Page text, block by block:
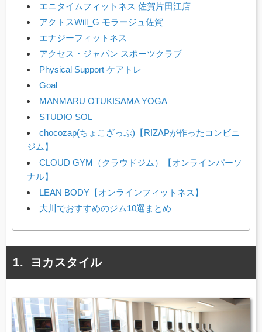
エニタイムフィットネス 佐賀片田江店
アクトスWill_G モラージュ佐賀
エナジーフィットネス
アクセス・ジャパン スポーツクラブ
Physical Support ケアトレ
Goal
​MANMARU OTUKISAMA YOGA
STUDIO SOL
chocozap(ちょこざっぷ)【RIZAPが作ったコンビニ
ジム】
CLOUD GYM（クラウドジム）【オンラインパーソ
ナル】
LEAN BODY【オンラインフィットネス】
大川でおすすめのジム10選まとめ
ヨカスタイル